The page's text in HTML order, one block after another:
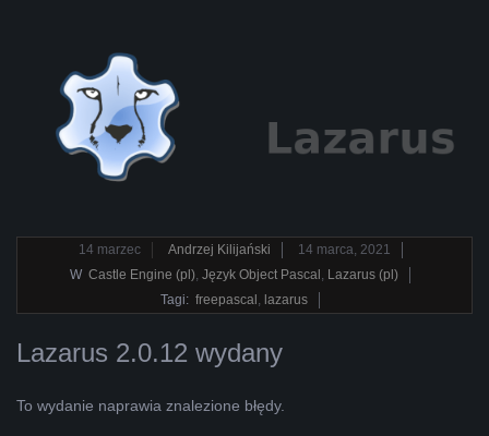
A
14 marzec Andrzej Kilijański
14 marca, 2021
W Castle Engine (pl) Język Object Pascal Lazarus (pl)
Tagi: freepascal lazarus
Lazarus 2.0.12 wydany
To wydanie naprawia znalezione błędy.